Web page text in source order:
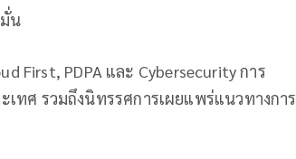
น
First, PDPA และ Cybersecurity การ
ทศ รวมถึงนิทรรศการเผยแพร่แนวทางการ